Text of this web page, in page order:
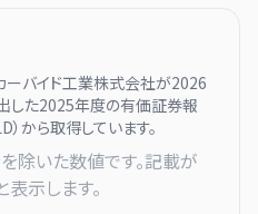
ーバイド工業株式会社が2026
した2025年度の有価証券報
）から取得しています。
いた数値です。記載が
表示します。